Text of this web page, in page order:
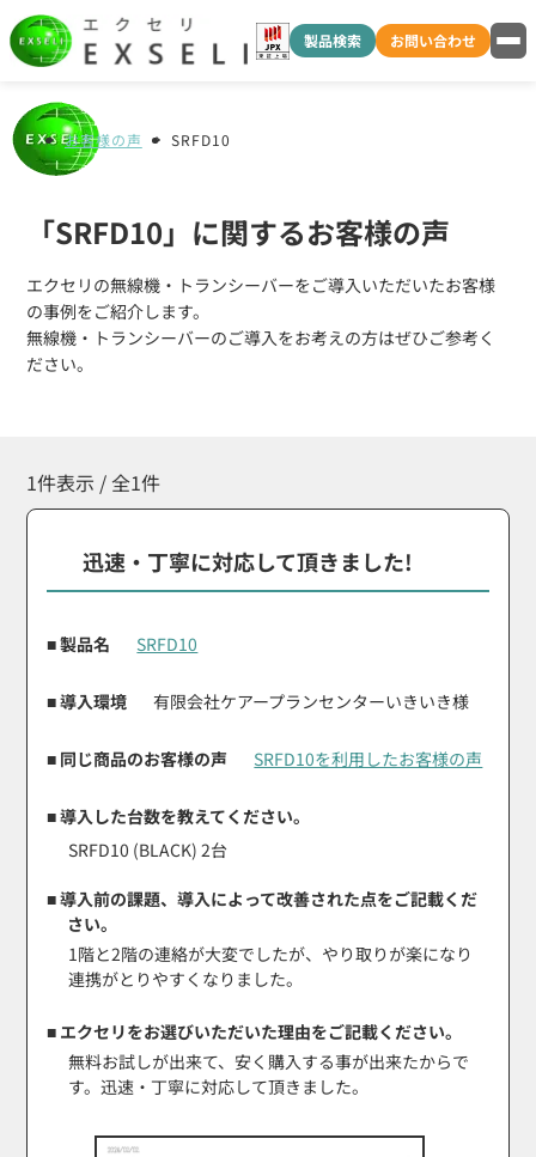
製品検索 お問い合わせ
お客様の声 SRFD10
「SRFD10」に関するお客様の声
エクセリの無線機・トランシーバーをご導入いただいたお客様
の事例をご紹介します。
無線機・トランシーバーのご導入をお考えの方はぜひご参考く
ださい。
1件表示 / 全1件
迅速・丁寧に対応して頂きました!
■ 製品名 SRFD10
■ 導入環境 有限会社ケアープランセンターいきいき様
■ 同じ商品のお客様の声 SRFD10を利用したお客様の声
■ 導入した台数を教えてください。
SRFD10 (BLACK) 2台
■ 導入前の課題、導入によって改善された点をご記載くだ
さい。
1階と2階の連絡が大変でしたが、やり取りが楽になり
連携がとりやすくなりました。
■ エクセリをお選びいただいた理由をご記載ください。
無料お試しが出来て、安く購入する事が出来たからで
す。迅速・丁寧に対応して頂きました。